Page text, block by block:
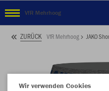
VfR Mehrhoog
ZURÜCK VfR Mehrhoog JAKO
Wir verwenden Cookies